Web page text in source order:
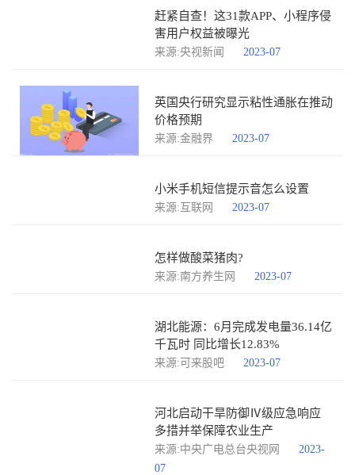
赶紧自查！这31款APP、小程序侵
害用户权益被曝光
来源:央视新闻 2023-07
英国央行研究显示粘性通胀在推动
价格预期
来源:金融界 2023-07
小米手机短信提示音怎么设置
来源:互联网 2023-07
怎样做酸菜猪肉?
来源:南方养生网 2023-07
湖北能源：6月完成发电量36.14亿
千瓦时 同比增长12.83%
来源:可来股吧 2023-07
河北启动干旱防御Ⅳ级应急响应
多措并举保障农业生产
来源:中央广电总台央视网
2023-
07